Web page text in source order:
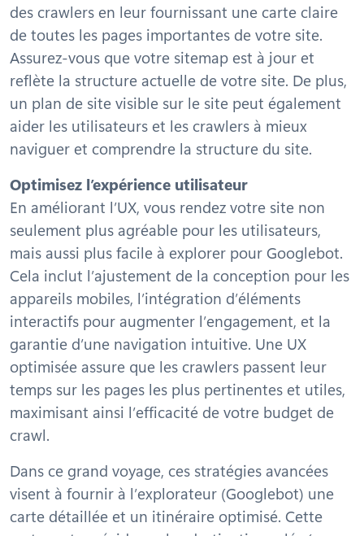
des crawlers en leur fournissant une carte claire
de toutes les pages importantes de votre site.
Assurez-vous que votre sitemap est à jour et
reflète la structure actuelle de votre site. De plus,
un plan de site visible sur le site peut également
aider les utilisateurs et les crawlers à mieux
naviguer et comprendre la structure du site.
Optimisez l’expérience utilisateur
En améliorant l’UX, vous rendez votre site non
seulement plus agréable pour les utilisateurs,
mais aussi plus facile à explorer pour Googlebot.
Cela inclut l’ajustement de la conception pour les
appareils mobiles, l’intégration d’éléments
interactifs pour augmenter l’engagement, et la
garantie d’une navigation intuitive. Une UX
optimisée assure que les crawlers passent leur
temps sur les pages les plus pertinentes et utiles,
maximisant ainsi l’efficacité de votre budget de
crawl.
Dans ce grand voyage, ces stratégies avancées
visent à fournir à l’explorateur (Googlebot) une
carte détaillée et un itinéraire optimisé. Cette